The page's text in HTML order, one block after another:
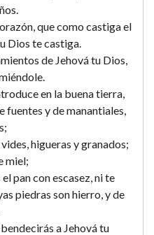
que como castiga el
Dios te castiga.
de Jehová tu Dios,
en la buena tierra,
fuentes y de manantiales,
higueras y granados;
miel;
pan con escasez, ni te
piedras son hierro, y de
a Jehová tu